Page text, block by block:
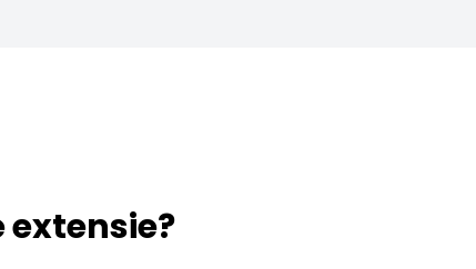
extensie?